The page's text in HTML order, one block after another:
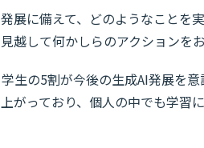
展に備えて、どのようなことを
越して何かしらのアクションを
生の5割が今後の生成AI発展を
がっており、個人の中でも学習